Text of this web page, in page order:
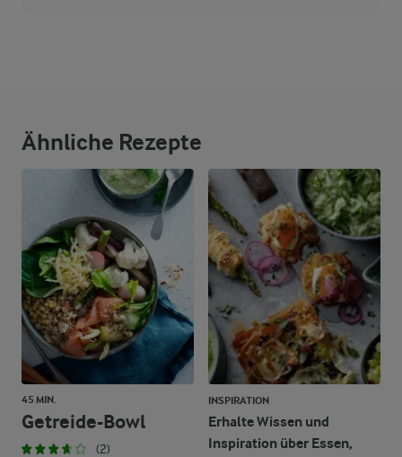
Ballaststoffe
13,7 g
Eiweiß
Fett
10,4 g
Kohlenhydrate
25,4 g
Ähnliche Rezepte
45 MIN.
Getreide-Bowl
(2)
INSPIRATION
Erhalte Wissen und
Inspiration über Essen,